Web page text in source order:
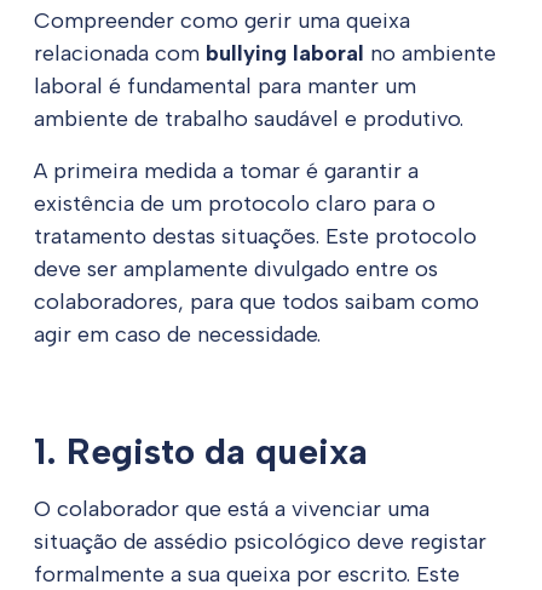
Compreender como gerir uma queixa
relacionada com bullying laboral no ambiente
laboral é fundamental para manter um
ambiente de trabalho saudável e produtivo.
A primeira medida a tomar é garantir a
existência de um protocolo claro para o
tratamento destas situações. Este protocolo
deve ser amplamente divulgado entre os
colaboradores, para que todos saibam como
agir em caso de necessidade.
1. Registo da queixa
O colaborador que está a vivenciar uma
situação de assédio psicológico deve registar
formalmente a sua queixa por escrito. Este